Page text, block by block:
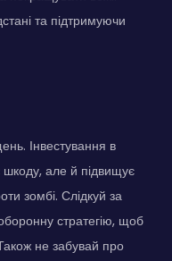
та підтримуючи
Інвестування в
але й підвищує
зомбі. Слідкуй за
стратегію, щоб
не забувай про